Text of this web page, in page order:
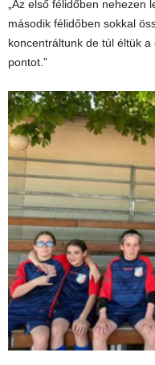
„Az első félidőben nehezen
második félidőben sokkal
koncentráltunk de túl éltük
pontot.”